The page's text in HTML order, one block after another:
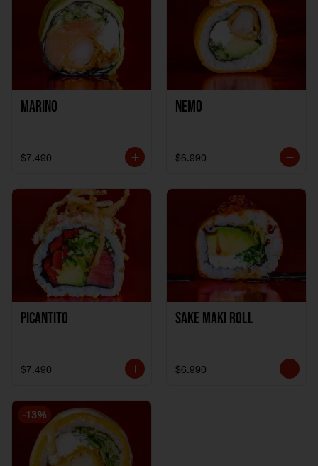
Marino
$7.490
Nemo
$6.990
Picantito
$7.490
Sake Maki Roll
$6.990
-13%